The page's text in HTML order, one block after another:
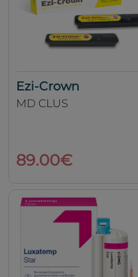
Ezi-Crown
MD CLUS
89.00€